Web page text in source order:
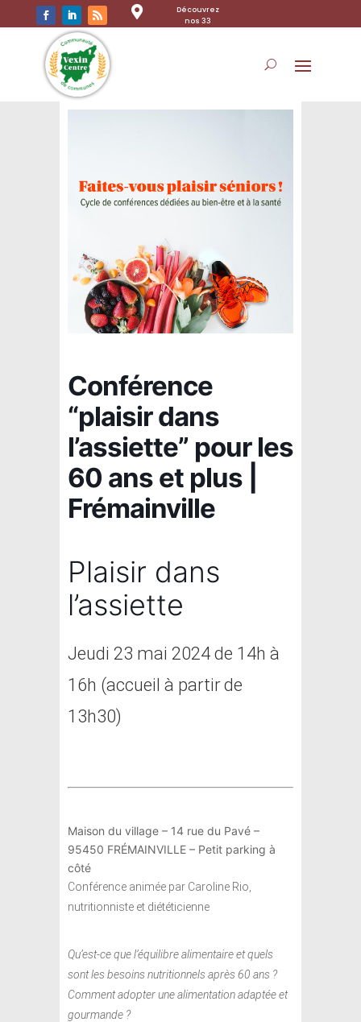

Découvrez
nos 33
Conférence
“plaisir dans
l’assiette” pour les
60 ans et plus |
Frémainville
Plaisir dans
l’assiette
Jeudi 23 mai 2024 de 14h à
16h (accueil à partir de
13h30)
Maison du village – 14 rue du Pavé –
95450 FRÉMAINVILLE – Petit parking à
côté
Conférence animée par Caroline Rio,
nutritionniste et diététicienne
Qu’est-ce que l’équilibre alimentaire et quels
sont les besoins nutritionnels après 60 ans ?
Comment adopter une alimentation adaptée et
gourmande ?